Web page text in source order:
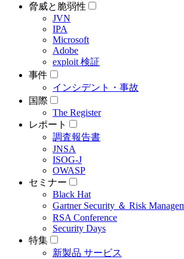
脅威と脆弱性
JVN
IPA
Microsoft
Adobe
exploit 検証
事件
インシデント・事故
国際
The Register
レポート
調査報告書
JNSA
ISOG-J
OWASP
セミナー
Black Hat
Gartner Security ＆ Risk
RSA Conference
Security Days
特集
新製品 サービス